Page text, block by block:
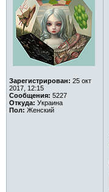
Зарегистрирован: 25 окт
2017, 12:15
Сообщения: 5227
Откуда: Украина
Пол: Женский